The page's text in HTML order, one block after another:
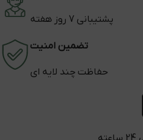
پشتیبانی 7 روز هفته
تضمین امنیت
حفاظت چند لایه ای